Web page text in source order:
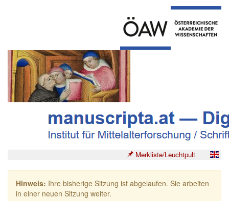
Merkliste/Leuchtpult
Hinweis: Ihre bisherige Sitzung ist abgelaufen. Sie arbeiten
in einer neuen Sitzung weiter.